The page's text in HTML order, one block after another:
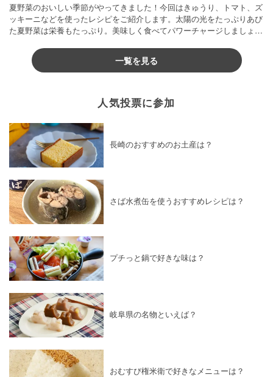
夏野菜のおいしい季節がやってきました！今回はきゅうり、トマト、ズ
ッキーニなどを使ったレシピをご紹介します。太陽の光をたっぷりあび
た夏野菜は栄養もたっぷり。美味しく食べてパワーチャージしましょう
一覧を見る
人気投票に参加
長崎のおすすめのお土産は？
さば水煮缶を使うおすすめレシピは？
プチっと鍋で好きな味は？
岐阜県の名物といえば？
おむすび権米衛で好きなメニューは？